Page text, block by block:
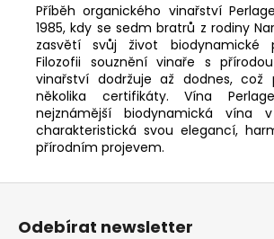
Příběh organického vinařství
1985, kdy se sedm bratrů z rodiny
zasvětí svůj život biodynamické
Filozofii souznění vinaře s
vinařství dodržuje až dodnes, což
několika certifikáty. Vína
nejznámější biodynamická vína
charakteristická svou elegancí,
přírodním projevem.
Z
Odebírat newsletter